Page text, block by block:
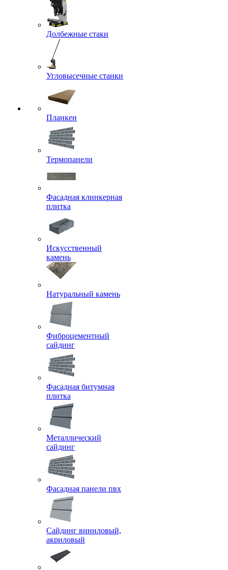
Долбежные стаки
Угловысечные станки
Планкен
Термопанели
Фасадная клинкерная
плитка
Искусственный
камень
Натуральный камень
Фиброцементный
сайдинг
Фасадная битумная
плитка
Металлический
сайдинг
Фасадная панели пвх
Сайдинг виниловый,
акриловый